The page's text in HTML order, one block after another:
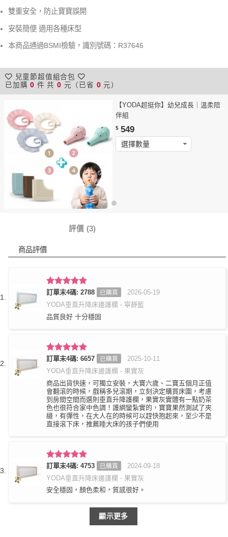
雙重安全，防止寶寶誤開
安裝簡便 適用各種床型
本商品通過BSMI檢驗，識別號碼：R37646
兒童節超值組合包
已加購0 件 共0 元（已省 0 元）
【YODA超挺你】幼兒成長｜溫柔陪
伴組
$ 549
評價 (3)
商品評價
評分5滿
分 5
訂單末4碼: 2788 已購買
2026-05-19
YODA垂直升降床邊護欄 - 寧靜藍
品質良好 十分穩固
評分5滿
分 5
訂單末4碼: 6657 已購買
2025-10-11
YODA垂直升降床邊護欄 - 果實灰
商品出貨快速，可獨立安裝，大寶六歲、二寶五個月正值
會翻滾的時候，戲稱多兒滾期，立刻決定購買床圍，考慮
到房間空間而選則垂直升降護欄，果實灰實體有一點奶茶
色也很符合家中色調！護網蠻紮實的，寶寶果然測試了夾
縫，有彈性，在大人在的時候可以趕快抱起來，至少不是
直接滾下床，推薦睡大床的孩子們使用
評分5滿
分 5
訂單末4碼: 4753 已購買
2024-09-18
YODA垂直升降床邊護欄 - 果實灰
安全穩固，顏色柔和，質感很好。
顯示更多